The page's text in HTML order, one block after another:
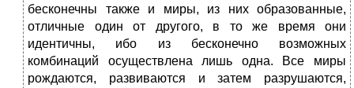
бесконечны также и миры, из них образованные,
отличные один от другого, в то же время они
идентичны, ибо из бесконечно возможных
комбинаций осуществлена лишь одна. Все миры
рождаются, развиваются и затем разрушаются,